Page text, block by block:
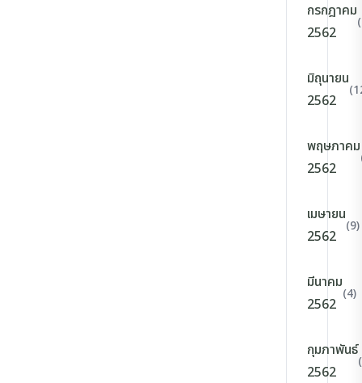
กรกฎาคม
2562
มิถุนายน
2562
พฤษภาคม
2562
เมษายน
2562
(9)
มีนาคม
2562
(4)
กุมภาพันธ์
2562